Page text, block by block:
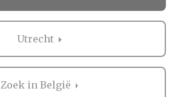
Utrecht
Zoek in België